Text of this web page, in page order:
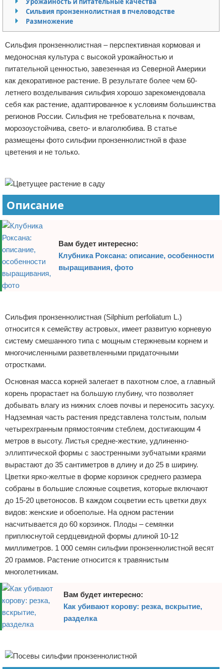
Начало бизнеса
Обзоры услуг
Самосовершенствование
Деловое общение
Менеджмент
Отказ от ответственности
Сильвия пронзеннолистная в пчеловодстве
Размножение
Сильфия пронзеннолистная – перспективная кормовая и
медоносная культура с высокой урожайностью и
питательной ценностью, завезенная из Северной Америки
как декоративное растение. В результате более чем 60-
летнего возделывания сильфия хорошо зарекомендовала
себя как растение, адаптированное к условиям большинства
регионов России. Сильфия не требовательна к почвам,
морозоустойчива, свето- и влаголюбива. В статье
размещены фото сильфии пронзеннолистной в фазе
цветения и не только.
Описание
Вам будет интересно:
Клубника Роксана: описание, особенности
выращивания, фото
Сильфия пронзеннолистная (Silphium perfoliatum L.)
относится к семейству астровых, имеет развитую корневую
систему смешанного типа с мощным стержневым корнем и
многочисленными разветвленными придаточными
отростками.
Основная масса корней залегает в пахотном слое, а главный
корень прорастает на большую глубину, что позволяет
добывать влагу из нижних слоев почвы и переносить засуху.
Надземная часть растения представлена толстым, полым
четырехгранным прямостоячим стеблем, достигающим 4
метров в высоту. Листья средне-жесткие, удлиненно-
эллиптической формы с заостренными зубчатыми краями
вырастают до 35 сантиметров в длину и до 25 в ширину.
Цветки ярко-желтые в форме корзинок среднего размера
собраны в большие сложные соцветия, которые включают
до 15-20 цветоносов. В каждом соцветии есть цветки двух
видов: женские и обоеполые. На одном растении
насчитывается до 60 корзинок. Плоды – семянки
приплюснутой сердцевидной формы длиной 10-12
миллиметров. 1 000 семян сильфии пронзеннолистной весят
20 граммов. Растение относится к травянистым
многолетникам.
Вам будет интересно:
Как убивают корову: резка, вскрытие,
разделка